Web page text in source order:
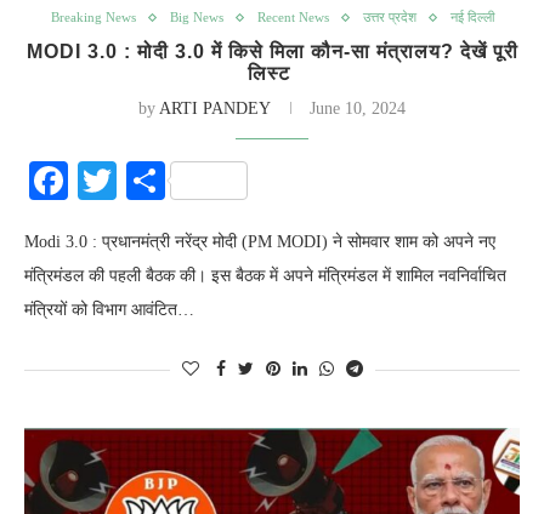
Breaking News Big News Recent News उत्तर प्रदेश नई दिल्ली
MODI 3.0 : मोदी 3.0 में किसे मिला कौन-सा मंत्रालय? देखें पूरी
लिस्ट
by ARTI PANDEY June 10, 2024
Facebook
Twitter
Share
Modi 3.0 : प्रधानमंत्री नरेंद्र मोदी (PM MODI) ने सोमवार शाम को अपने नए
मंत्रिमंडल की पहली बैठक की। इस बैठक में अपने मंत्रिमंडल में शामिल नवनिर्वाचित
मंत्रियों को विभाग आवंटित…